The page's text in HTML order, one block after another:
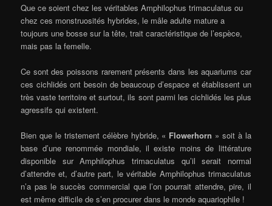
Que ce soient chez les véritables Amphilophus trimaculatus ou
chez ces monstruosités hybrides, le mâle adulte mature a
toujours une bosse sur la tête, trait caractéristique de l’espèce,
mais pas la femelle.
Ce sont des poissons rarement présents dans les aquariums car
ces cichlidés ont besoin de beaucoup d’espace et établissent un
très vaste territoire et surtout, ils sont parmi les cichlidés les plus
agressifs qui existent.
Bien que le tristement célèbre hybride, « Flowerhorn » soit à la
base d’une renommée mondiale, il existe moins de littérature
disponible sur Amphilophus trimaculatus qu’il serait normal
d’attendre et, d’autre part, le véritable Amphilophus trimaculatus
n’a pas le succès commercial que l’on pourrait attendre, pire, il
est même difficile de s’en procurer dans le monde aquariophile !